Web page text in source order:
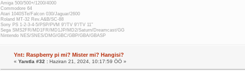
Amiga 500/500+/1200/4000
Commodore 64
Atari 1040STe/Falcon 030/Jaguar/2600
Roland MT-32 Rev.A&B/SC-88
Sony PS 1-2-3-4-5/PSP/PVM 9"/TV 9"/TV 11"
Sega SMS2FR/MD1FR/MD1JP/MD2/Saturn/Dreamcast/GG
Nintendo NES/SNES/DMG/GBC/GBP/GBA/GBASP
Ynt: Raspberry pi mi? Mister mi? Hangisi?
« Yanıtla #32 :Haziran 21, 2024, 10:17:59 ÖÖ »